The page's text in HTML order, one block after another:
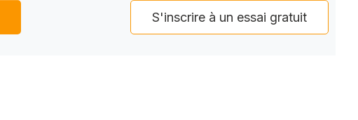
S'inscrire à un essai gratuit